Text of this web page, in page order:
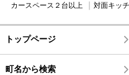
カースペース２台以上
対面キッ
トップページ
町名から検索